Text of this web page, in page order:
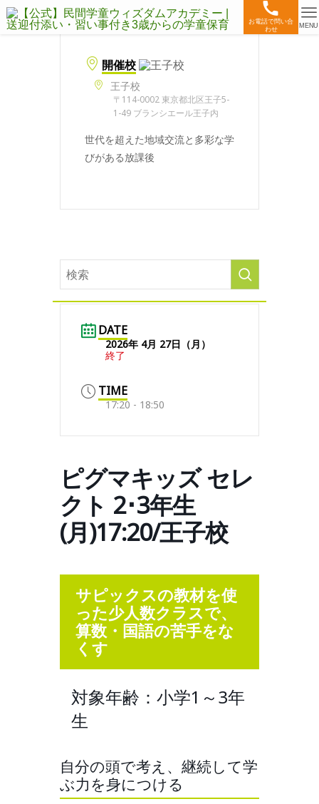
お電話で問い合
わせ
MENU
開催校
王子校
〒114-0002 東京都北区王子5-
1-49 ブランシエール王子内
世代を超えた地域交流と多彩な学
びがある放課後
DATE
2026年 4月 27日（月）
終了
TIME
17:20 - 18:50
ピグマキッズ セレ
クト 2･3年生
(月)17:20/王子校
サピックスの教材を使
った少人数クラスで、
算数・国語の苦手をな
くす
対象年齢：小学1～3年
生
自分の頭で考え、継続して学
ぶ力を身につける